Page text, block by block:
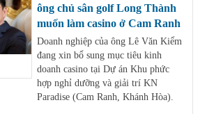
ông chủ sân golf Long Thành
muốn làm casino ở Cam Ranh
Doanh nghiệp của ông Lê Văn Kiểm
đang xin bổ sung mục tiêu kinh
doanh casino tại Dự án Khu phức
hợp nghỉ dưỡng và giải trí KN
Paradise (Cam Ranh, Khánh Hòa).